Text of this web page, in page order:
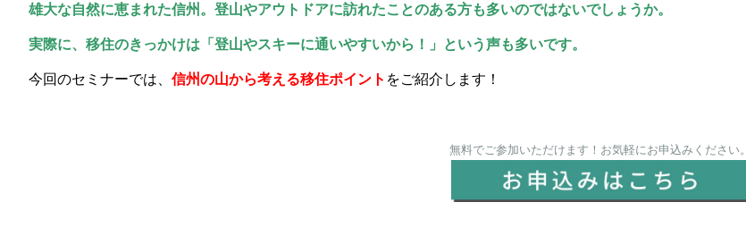
雄大な自然に恵まれた信州。登山やアウトドアに訪れたことのある方も多いのではないでしょうか。
実際に、移住のきっかけは「登山やスキーに通いやすいから！」という声も多いです。
今回のセミナーでは、 信州の山から考える移住ポイント をご紹介します！
無料でご参加いただけます！お気軽にお申込みください。